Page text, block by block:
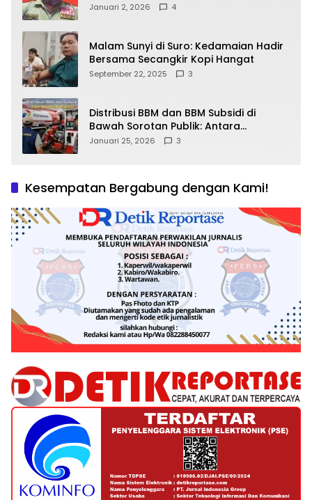
Pramono–Rano Dipertanyakan
Januari 2, 2026 4
Malam Sunyi di Suro: Kedamaian Hadir
Bersama Secangkir Kopi Hangat
September 22, 2025 3
Distribusi BBM dan BBM Subsidi di
Bawah Sorotan Publik: Antara
Kepentingan Negara, Hak Konsumen,
Januari 25, 2026 3
Kesempatan Bergabung dengan Kami!